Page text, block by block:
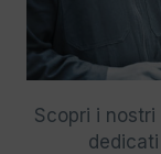
Scopri i nostri